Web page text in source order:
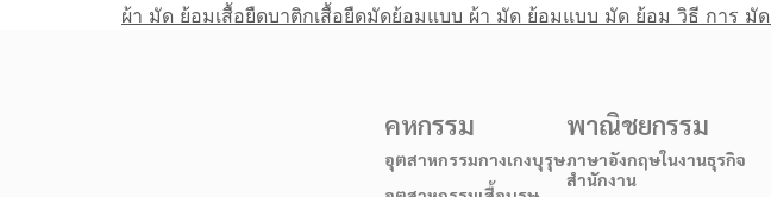
ผ้า มัด ย้อมเสื้อยืดบาติกเสื้อยืดมัดย้อมแบบ ผ้า มัด ย้อมแบบ มัด ย้อม วิธี การ มั
คหกรรม
อุตสาหกรรมกางเกงบุรุษ
พาณิชยกรรม
ภาษาอังกฤษในงานธุรกิจ
สำนักงาน